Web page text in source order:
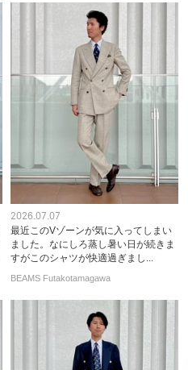
2026.07.07
最近このVゾーンが気に入ってしまい
ました。なにしろ蒸し暑い日が続きま
すがこのシャツが快適過ぎまし...
BEAMS Futakotamagawa